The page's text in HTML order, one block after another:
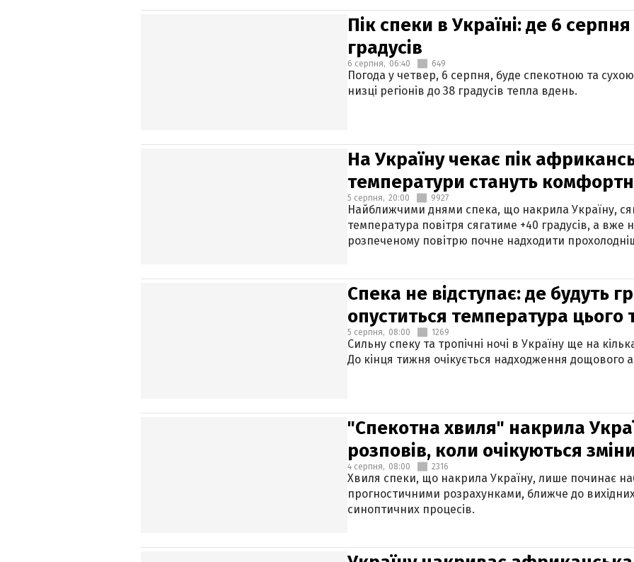
Пік спеки в Україні: де 6
градусів
6 серпня, 06:40 649
Погода у четвер, 6 серпня, буде спекотною та
низці регіонів до 38 градусів тепла вдень.
На Україну чекає пік
температури стануть
5 серпня, 20:00 9927
Найближчими днями спека, що накрила Україну,
температура повітря сягатиме +40 градусів, а вже
розпеченому повітрю почне надходити
Спека не відступає: де будуть
опуститься температура цього
5 серпня, 08:00 1269
Сильну спеку та тропічні ночі в Україну ще на
До кінця тижня очікується надходження дощового
"Спекотна хвиля" накрила
розповів, коли очікуються
4 серпня, 08:00 2316
Хвиля спеки, що накрила Україну, лише починає
прогностичними розрахунками, ближче до
синоптичних процесів.